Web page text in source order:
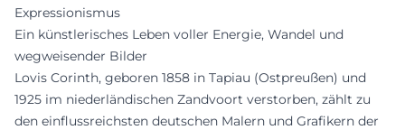
Expressionismus
Ein künstlerisches Leben voller Energie, Wandel und
wegweisender Bilder
Lovis Corinth, geboren 1858 in Tapiau (Ostpreußen) und
1925 im niederländischen Zandvoort verstorben, zählt zu
den einflussreichsten deutschen Malern und Grafikern der